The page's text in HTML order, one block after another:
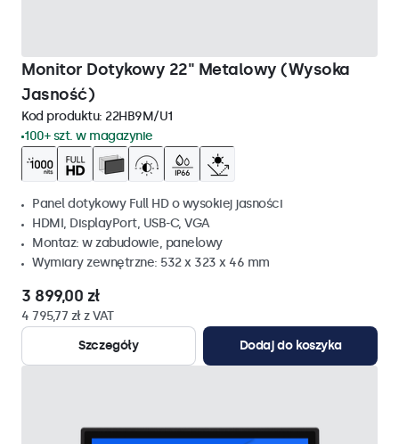
Monitor Dotykowy 22" Metalowy (Wysoka
Jasność)
Kod produktu: 22HB9M/U1
100+ szt. w magazynie
Panel dotykowy Full HD o wysokiej jasności
HDMI, DisplayPort, USB-C, VGA
Montaz: w zabudowie, panelowy
Wymiary zewnętrzne: 532 x 323 x 46 mm
3 899,00 zł
4 795,77 zł z VAT
Szczegóły
Dodaj do koszyka